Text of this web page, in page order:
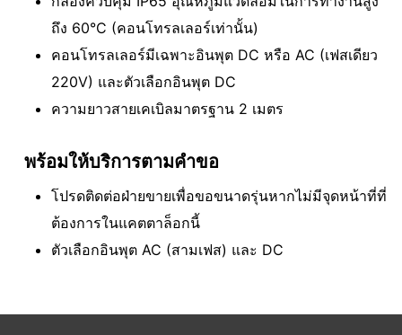
ถึง 60°C (คอนโทรลเลอร์เท่านั้น)
คอนโทรลเลอร์มีเฉพาะอินพุต DC หรือ AC (เฟสเดียว
220V) และตัวเลือกอินพุต DC
ความยาวสายเคเบิลมาตรฐาน 2 เมตร
พร้อมให้บริการตามคําขอ
โปรดติดต่อฝ่ายขายเพื่อขอขนาดรุ่นหากไม่มีจุดหน้าที่ที่
ต้องการในแคตตาล็อกนี้
ตัวเลือกอินพุต AC (สามเฟส) และ DC